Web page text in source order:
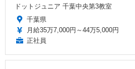
ドットジュニア 千葉中央第3教室
千葉県
月給35万7,000円～44万5,000円
正社員